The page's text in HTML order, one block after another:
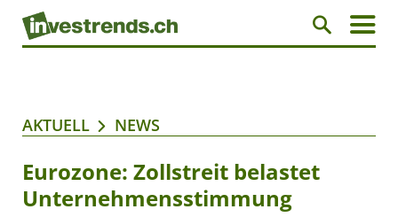
AKTUELL NEWS
Eurozone: Zollstreit belastet
Unternehmensstimmung